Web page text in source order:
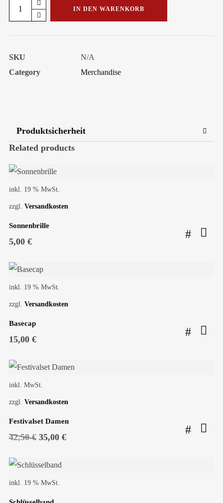
IN DEN WARENKORB
SKU
N/A
Category
Merchandise
Produktsicherheit
Related products
inkl. 19 % MwSt.
zzgl. Versandkosten
Sonnenbrille
5,00 €
inkl. 19 % MwSt.
zzgl. Versandkosten
Basecap
15,00 €
inkl. MwSt.
zzgl. Versandkosten
Festivalset Damen
42,50€ Ursprünglicher
war:
35,00 €Aktueller
inkl. 19 % MwSt.